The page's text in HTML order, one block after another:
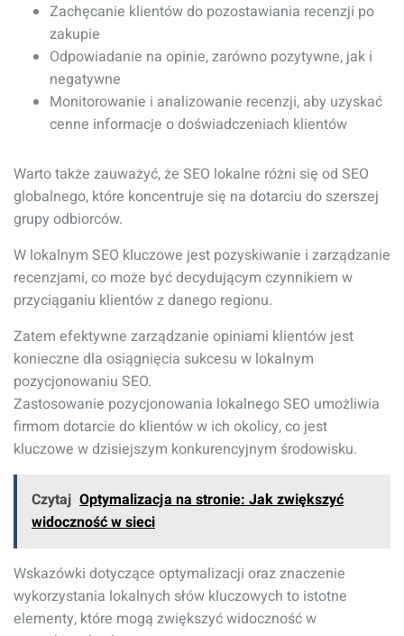
Zachęcanie klientów do pozostawiania recenzji po
zakupie
Odpowiadanie na opinie, zarówno pozytywne, jak i
negatywne
Monitorowanie i analizowanie recenzji, aby uzyskać
cenne informacje o doświadczeniach klientów
Warto także zauważyć, że SEO lokalne różni się od SEO
globalnego, które koncentruje się na dotarciu do szerszej
grupy odbiorców.
W lokalnym SEO kluczowe jest pozyskiwanie i zarządzanie
recenzjami, co może być decydującym czynnikiem w
przyciąganiu klientów z danego regionu.
Zatem efektywne zarządzanie opiniami klientów jest
konieczne dla osiągnięcia sukcesu w lokalnym
pozycjonowaniu SEO.
Zastosowanie pozycjonowania lokalnego SEO umożliwia
firmom dotarcie do klientów w ich okolicy, co jest
kluczowe w dzisiejszym konkurencyjnym środowisku.
Czytaj Optymalizacja na stronie: Jak zwiększyć
widoczność w sieci
Wskazówki dotyczące optymalizacji oraz znaczenie
wykorzystania lokalnych słów kluczowych to istotne
elementy, które mogą zwiększyć widoczność w